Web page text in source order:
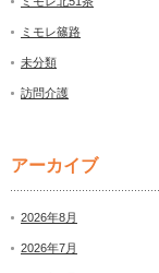
ミモレ篠路
未分類
訪問介護
アーカイブ
2026年8月
2026年7月